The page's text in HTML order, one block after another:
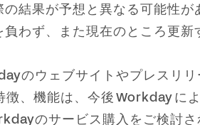
の結果が予想と異なる可能性
わず、また現在のところ更新
のウェブサイトやプレスリ
徴、機能は、今後 Workday に
のサービス購入をご検討